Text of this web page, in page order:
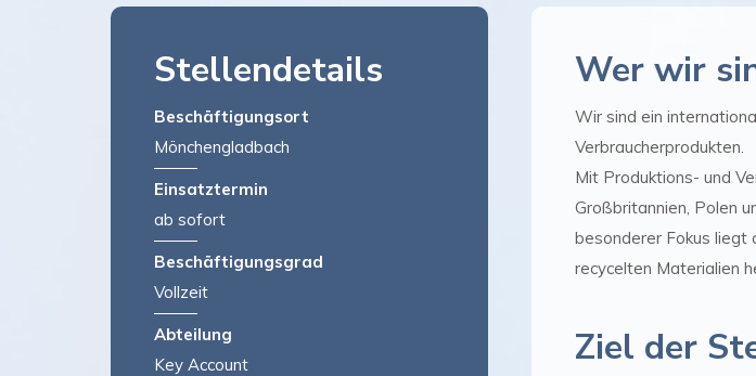
Wer wir
Wir sind ein
Verbraucherprodukten.
Mit Produktions- und
Großbritannien, Polen
besonderer Fokus liegt
recycelten Materialien
Ziel der
Stellendetails
Beschäftigungsort
Mönchengladbach
Einsatztermin
ab sofort
Beschäftigungsgrad
Vollzeit
Abteilung
Key Account